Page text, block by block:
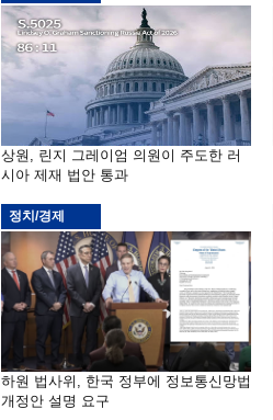
상원, 린지 그레이엄 의원이 주도한 러
시아 제재 법안 통과
정치/경제
하원 법사위, 한국 정부에 정보통신망법
개정안 설명 요구